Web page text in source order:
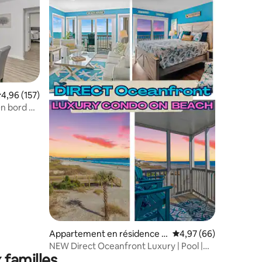
: 4,92 sur 5
moyenne sur la base de 157 commentaires : 4,96 sur 5
4,96 (157)
bord de
Appartement en résidence ⋅
Myrtle Beach
Évaluation moyenne
4,97 (66)
NEW Direct Oceanfront Luxury | Pool |
North Myrtle